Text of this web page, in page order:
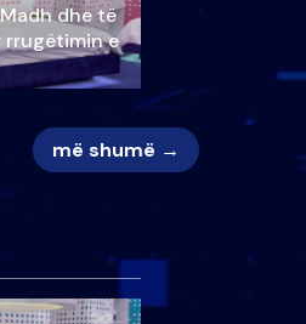
dhe të
e
më shumë →